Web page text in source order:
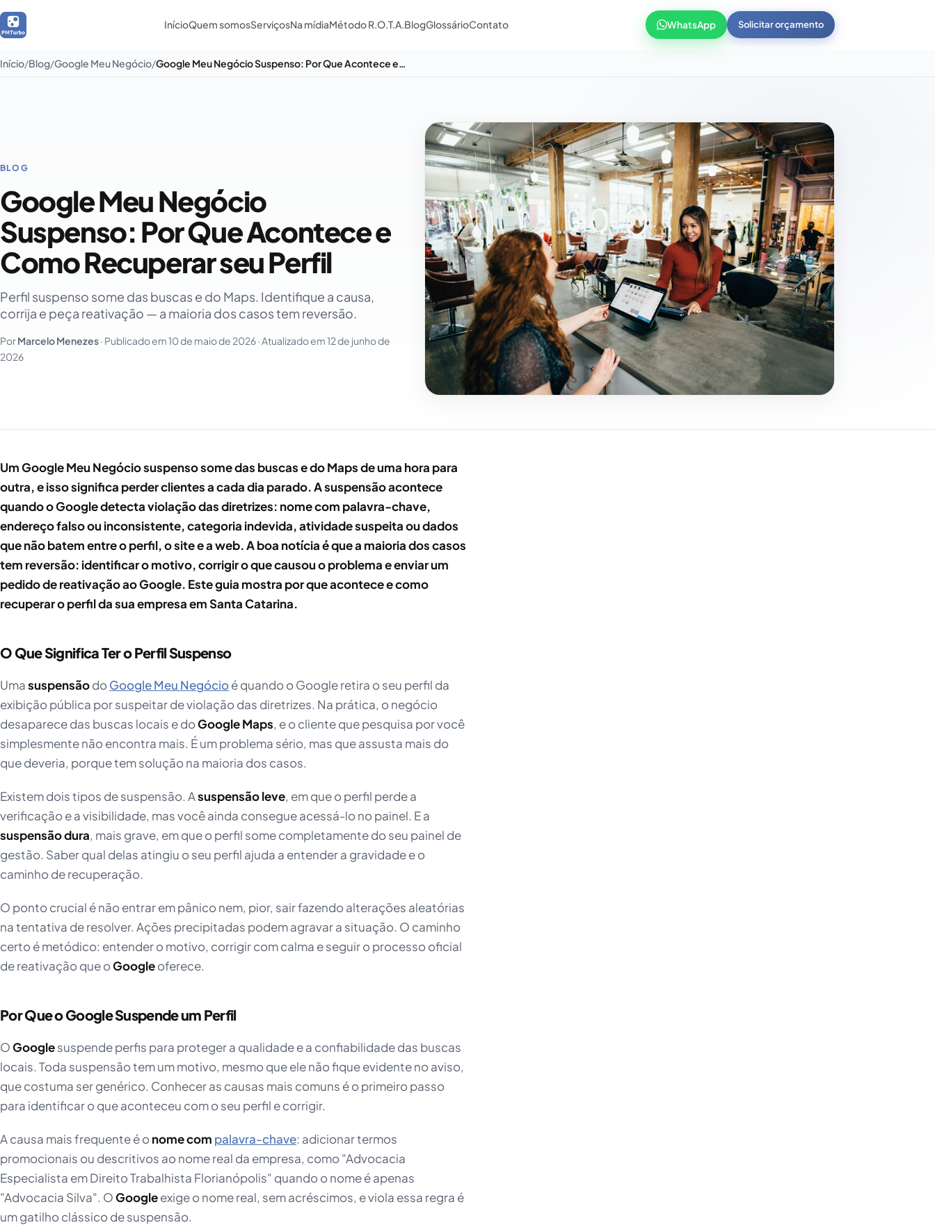
InícioQuem somosServiçosNa mídiaMétodo R.O.T.A.BlogGlossárioContato WhatsApp Solicitar orçamento
Início Blog Google Meu Negócio
BLOG
Google Meu Negócio
Suspenso: Por Que Acontece e
Como Recuperar seu Perfil
Perfil suspenso some das buscas e do Maps. Identifique a causa,
corrija e peça reativação — a maioria dos casos tem reversão.
PorMarcelo Menezes· Publicado em10 de maio de 2026· Atualizado em12 de junho de
2026
Um Google Meu Negócio suspenso some das buscas e do Maps de uma hora para
outra, e isso significa perder clientes a cada dia parado. A suspensão acontece
quando o Google detecta violação das diretrizes: nome com palavra-chave,
endereço falso ou inconsistente, categoria indevida, atividade suspeita ou dados
que não batem entre o perfil, o site e a web. A boa notícia é que a maioria dos casos
tem reversão: identificar o motivo, corrigir o que causou o problema e enviar um
pedido de reativação ao Google. Este guia mostra por que acontece e como
recuperar o perfil da sua empresa em Santa Catarina.
O Que Significa Ter o Perfil Suspenso
UmasuspensãodoGoogle Meu Negócioé quando o Google retira o seu perfil da
exibição pública por suspeitar de violação das diretrizes. Na prática, o negócio
desaparece das buscas locais e doGoogle Maps, e o cliente que pesquisa por você
simplesmente não encontra mais. É um problema sério, mas que assusta mais do
que deveria, porque tem solução na maioria dos casos.
Existem dois tipos de suspensão. Asuspensão leve, em que o perfil perde a
verificação e a visibilidade, mas você ainda consegue acessá-lo no painel. E a
suspensão dura, mais grave, em que o perfil some completamente do seu painel de
gestão. Saber qual delas atingiu o seu perfil ajuda a entender a gravidade e o
caminho de recuperação.
O ponto crucial é não entrar em pânico nem, pior, sair fazendo alterações aleatórias
na tentativa de resolver. Ações precipitadas podem agravar a situação. O caminho
certo é metódico: entender o motivo, corrigir com calma e seguir o processo oficial
de reativação que oGoogleoferece.
Por Que o Google Suspende um Perfil
OGooglesuspende perfis para proteger a qualidade e a confiabilidade das buscas
locais. Toda suspensão tem um motivo, mesmo que ele não fique evidente no aviso,
que costuma ser genérico. Conhecer as causas mais comuns é o primeiro passo
para identificar o que aconteceu com o seu perfil e corrigir.
A causa mais frequente é onome com palavra-chave: adicionar termos
promocionais ou descritivos ao nome real da empresa, como "Advocacia
Especialista em Direito Trabalhista Florianópolis" quando o nome é apenas
"Advocacia Silva". OGoogleexige o nome real, sem acréscimos, e viola essa regra é
um gatilho clássico de suspensão.